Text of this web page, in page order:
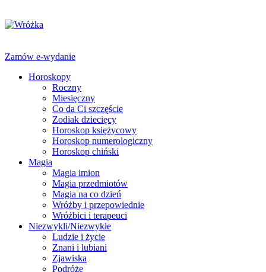
Zamów e-wydanie
Horoskopy
Roczny
Miesięczny
Co da Ci szczęście
Zodiak dziecięcy
Horoskop księżycowy
Horoskop numerologiczny
Horoskop chiński
Magia
Magia imion
Magia przedmiotów
Magia na co dzień
Wróżby i przepowiednie
Wróżbici i terapeuci
Niezwykli/Niezwykłe
Ludzie i życie
Znani i lubiani
Zjawiska
Podróże